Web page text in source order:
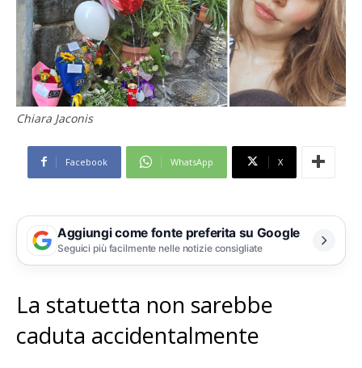
Chiara Jaconis
Facebook WhatsApp X
Aggiungi come fonte preferita su Google
Seguici più facilmente nelle notizie consigliate
La statuetta non sarebbe
caduta accidentalmente